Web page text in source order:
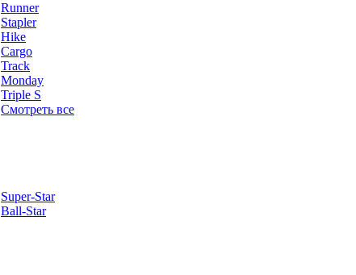
Runner
Stapler
Hike
Cargo
Track
Monday
Triple S
Смотреть все
Super-Star
Ball-Star